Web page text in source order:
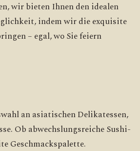
wir bieten Ihnen den idealen
indem wir die exquisite
– egal, wo Sie feiern
an asiatischen Delikatessen,
Ob abwechslungsreiche Sushi-
Geschmackspalette.